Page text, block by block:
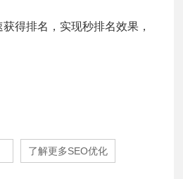
得排名，实现秒排名效果，
了解更多SEO优化